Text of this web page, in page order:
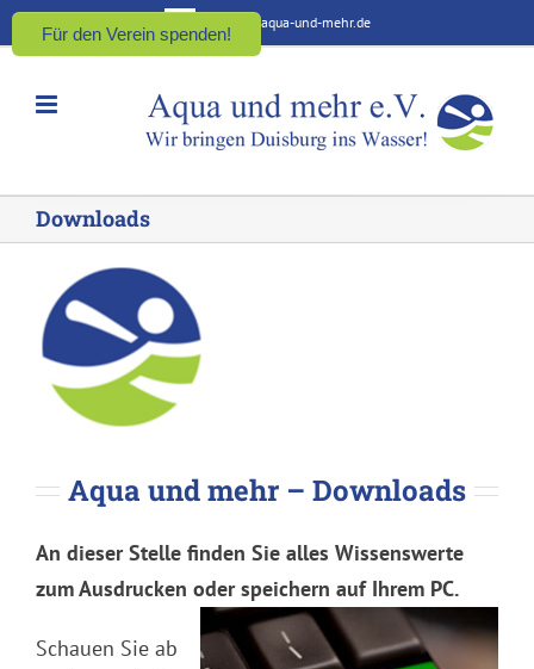
Zum
Inhalt
kontakt@aqua-und-mehr.de
Downloads
Aqua und mehr – Downloads
An dieser Stelle finden Sie alles Wissenswerte
zum Ausdrucken oder speichern auf Ihrem PC.
Schauen Sie ab
Für den Verein spenden!